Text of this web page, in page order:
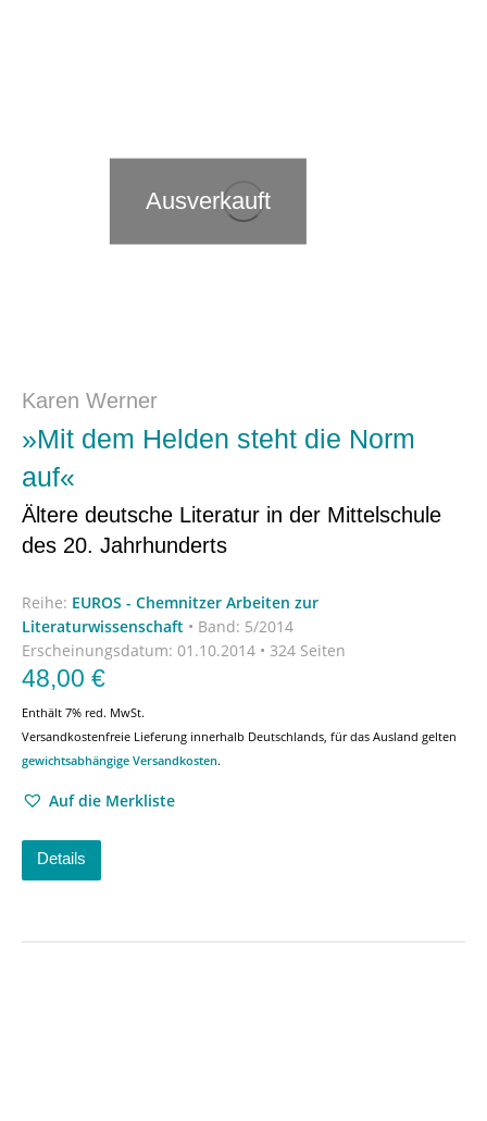
Ausverkauft
Karen Werner
»Mit dem Helden steht die Norm
auf«
Ältere deutsche Literatur in der Mittelschule
des 20. Jahrhunderts
Reihe: EUROS - Chemnitzer Arbeiten zur
Literaturwissenschaft • Band: 5/2014
Erscheinungsdatum: 01.10.2014 • 324 Seiten
48,00 €
Enthält 7% red. MwSt.
Versandkostenfreie Lieferung innerhalb Deutschlands, für das Ausland gelten
gewichtsabhängige Versandkosten.
Auf die Merkliste
Details